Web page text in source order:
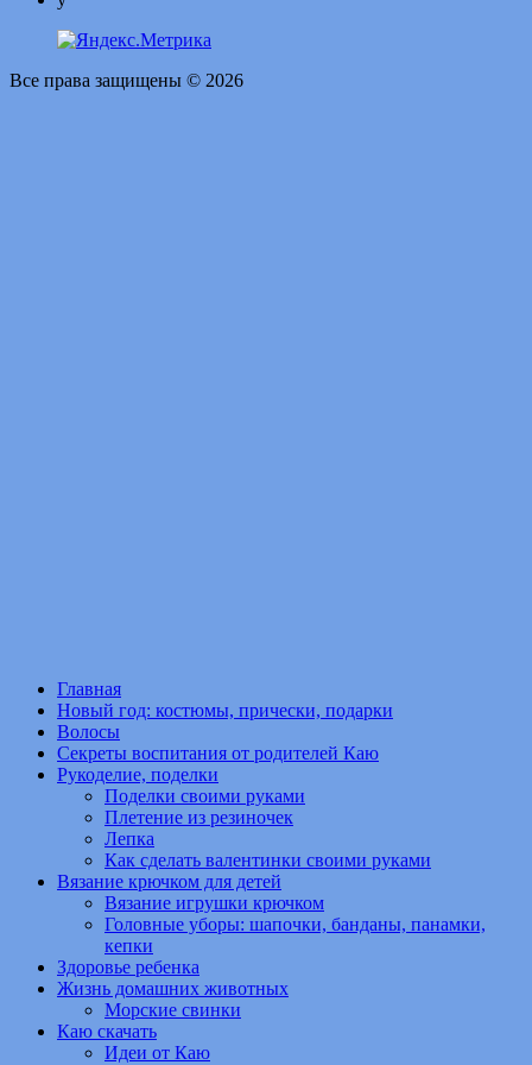
Все права защищены © 2026
Главная
Новый год: костюмы, прически, подарки
Волосы
Секреты воспитания от родителей Каю
Рукоделие, поделки
Поделки своими руками
Плетение из резиночек
Лепка
Как сделать валентинки своими руками
Вязание крючком для детей
Вязание игрушки крючком
Головные уборы: шапочки, банданы, панамки,
кепки
Здоровье ребенка
Жизнь домашних животных
Морские свинки
Каю скачать
Идеи от Каю